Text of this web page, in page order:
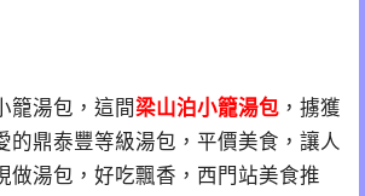
籠湯包，這間梁山泊小籠湯包 ，擄獲
的鼎泰豐等級湯包，平價美食，讓人
做湯包，好吃飄香，西門站美食推